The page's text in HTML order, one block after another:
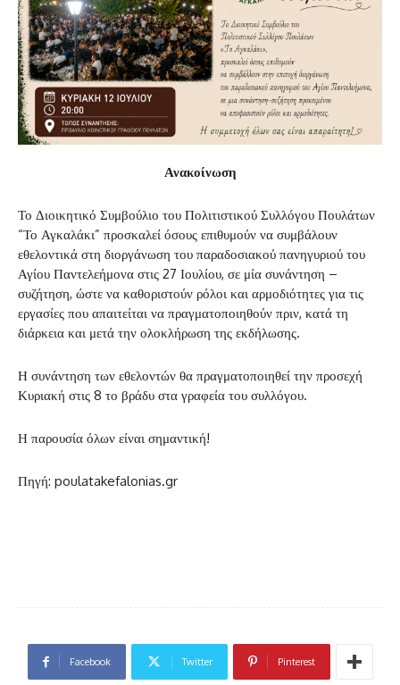
Ανακοίνωση
Το Διοικητικό Συμβούλιο του Πολιτιστικού Συλλόγου Πουλάτων
“Το Αγκαλάκι” προσκαλεί όσους επιθυμούν να συμβάλουν
εθελοντικά στη διοργάνωση του παραδοσιακού πανηγυριού του
Αγίου Παντελεήμονα στις 27 Ιουλίου, σε μία συνάντηση –
συζήτηση, ώστε να καθοριστούν ρόλοι και αρμοδιότητες για τις
εργασίες που απαιτείται να πραγματοποιηθούν πριν, κατά τη
διάρκεια και μετά την ολοκλήρωση της εκδήλωσης.
Η συνάντηση των εθελοντών θα πραγματοποιηθεί την προσεχή
Κυριακή στις 8 το βράδυ στα γραφεία του συλλόγου.
Η παρουσία όλων είναι σημαντική!
Πηγή: poulatakefalonias.gr
Facebook Twitter Pinterest